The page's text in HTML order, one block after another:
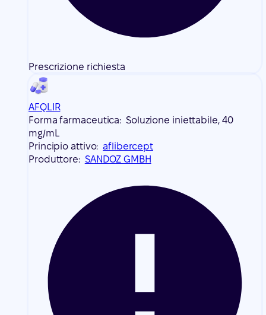
Prescrizione richiesta
AFQLIR
Forma farmaceutica: Soluzione iniettabile, 40
mg/mL
Principio attivo: aflibercept
Produttore: SANDOZ GMBH